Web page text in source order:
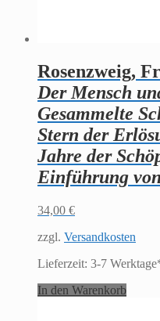
Rosenzweig,
Der Mensch
Gesammelte
Stern der
Jahre der
Einführung
34,00 €
zzgl. Versandkosten
Lieferzeit: 3-7
In den Warenkorb